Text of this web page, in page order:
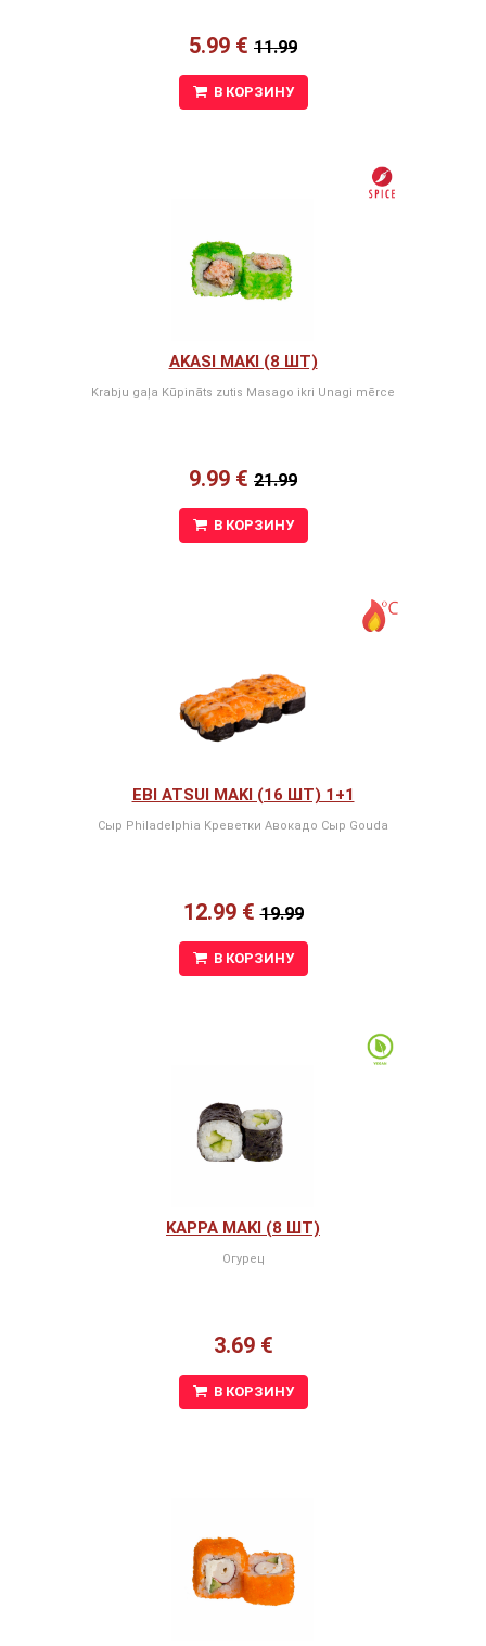
5.99 € 11.99
В КОРЗИНУ
AKASI MAKI (8 ШТ)
Krabju gaļa Kūpināts zutis Masago ikri Unagi mērce
9.99 € 21.99
В КОРЗИНУ
EBI ATSUI MAKI (16 ШТ) 1+1
Сыр Philadelphia Kреветки Авокадо Сыр Gouda
12.99 €19.99
В КОРЗИНУ
KAPPA MAKI (8 ШТ)
Огурец
3.69 €
В КОРЗИНУ